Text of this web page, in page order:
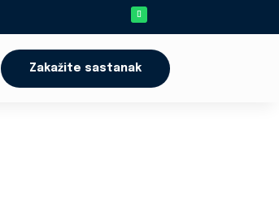
Zakažite sastanak